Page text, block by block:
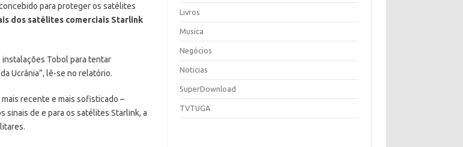
para proteger os satélites
dos satélites comerciais Starlink
instalações Tobol para tentar
Ucrânia”, lê-se no relatório.
recente e mais sofisticado –
sinais de e para os satélites Starlink, a
Livros
Musica
Negócios
Noticias
SuperDownload
TVTUGA